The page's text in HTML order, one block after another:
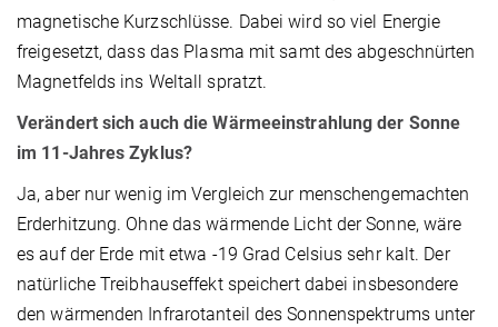
magnetische Kurzschlüsse. Dabei wird so viel Energie
freigesetzt, dass das Plasma mit samt des abgeschnürten
Magnetfelds ins Weltall spratzt.
Verändert sich auch die Wärmeeinstrahlung der Sonne
im 11-Jahres Zyklus?
Ja, aber nur wenig im Vergleich zur menschengemachten
Erderhitzung. Ohne das wärmende Licht der Sonne, wäre
es auf der Erde mit etwa -19 Grad Celsius sehr kalt. Der
natürliche Treibhauseffekt speichert dabei insbesondere
den wärmenden Infrarotanteil des Sonnenspektrums unter